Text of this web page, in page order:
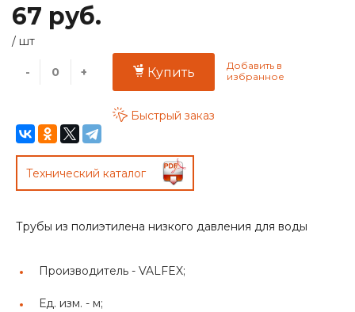
67 руб.
/ шт
- + Купить
Быстрый заказ
Технический каталог
Трубы из полиэтилена низкого давления для воды
Производитель - VALFEX;
Ед. изм. - м;